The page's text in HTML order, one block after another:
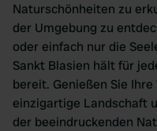
Naturschönheiten zu
der Umgebung zu
oder einfach nur die
Sankt Blasien hält für
bereit. Genießen Sie
einzigartige Landschaft
der beeindruckenden